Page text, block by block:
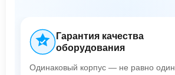
Гарантия качества
оборудования
Одинаковый корпус — не равно